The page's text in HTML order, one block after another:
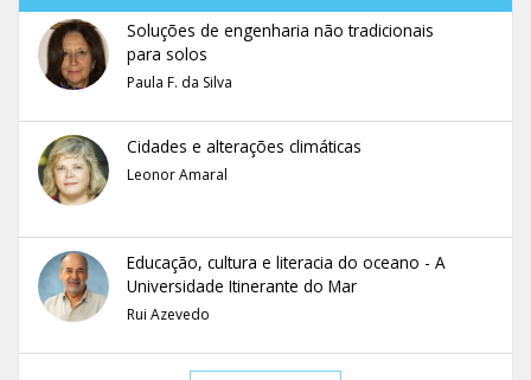
Soluções de engenharia não tradicionais
para solos
Paula F. da Silva
Cidades e alterações climáticas
Leonor Amaral
Educação, cultura e literacia do oceano - A
Universidade Itinerante do Mar
Rui Azevedo